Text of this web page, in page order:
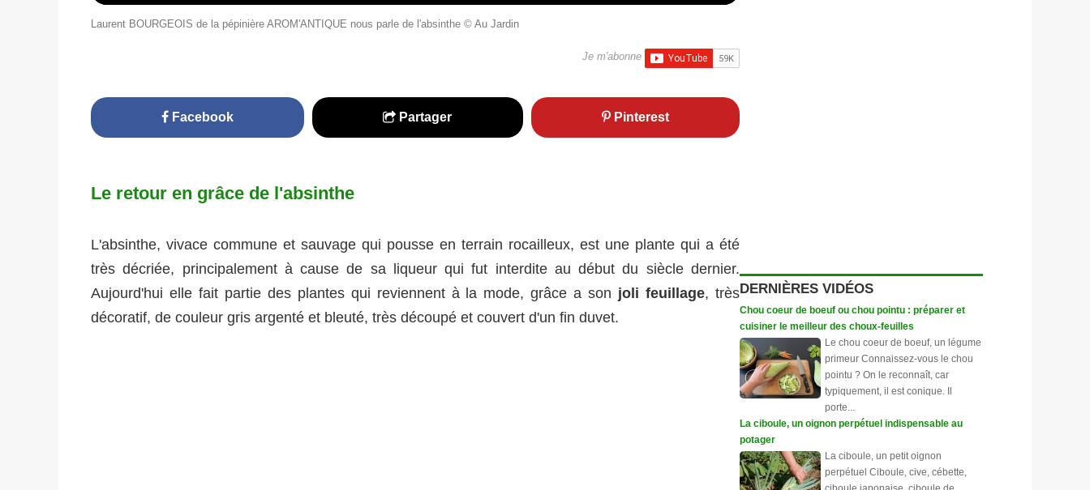
Laurent BOURGEOIS de la pépinière AROM'ANTIQUE nous parle de l'absinthe © Au Jardin
Je m'abonne
Facebook Partager Pinterest
Le retour en grâce de l'absinthe
L'absinthe, vivace commune et sauvage qui pousse en terrain rocailleux, est une plante qui a été
très décriée, principalement à cause de sa liqueur qui fut interdite au début du siècle dernier.
Aujourd'hui elle fait partie des plantes qui reviennent à la mode, grâce a son joli feuillage, très
décoratif, de couleur gris argenté et bleuté, très découpé et couvert d'un fin duvet.
DERNIÈRES VIDÉOS
Chou coeur de boeuf ou chou pointu : préparer et
cuisiner le meilleur des choux-feuilles
Le chou coeur de boeuf, un légume
primeur Connaissez-vous le chou
pointu ? On le reconnaît, car
typiquement, il est conique. Il
porte...
La ciboule, un oignon perpétuel indispensable au
potager
La ciboule, un petit oignon
perpétuel Ciboule, cive, cébette,